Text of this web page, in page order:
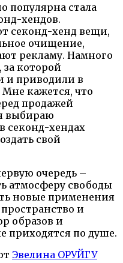
популярна стала
хендов.
секонд-хенд вещи,
очищение,
рекламу. Намного
за которой
и приводили в
кажется, что
продажей
выбираю
секонд-хендах
свой
очередь –
атмосферу свободы
новые применения
и
образов и
приходятся по душе.
Эвелина ОРУЙГУ